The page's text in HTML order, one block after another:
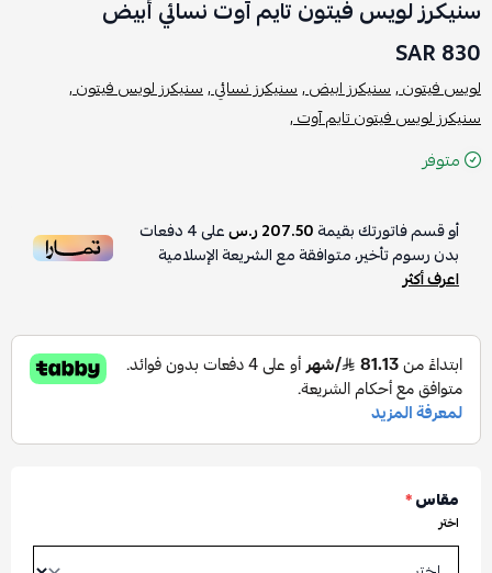
سنيكرز لويس فيتون تايم آوت نسائي أبيض
830 SAR
لويس فيتون ,سنيكرز ابيض ,سنيكرز نسائي ,سنيكرز لويس فيتون ,
سنيكرز لويس فيتون تايم آوت ,
متوفر
أو قسم فاتورتك بقيمة207.50 ر.س على4دفعات
بدون رسوم تأخير، متوافقة مع الشريعة الإسلامية
اعرف أكثر
مقاس*
اختر